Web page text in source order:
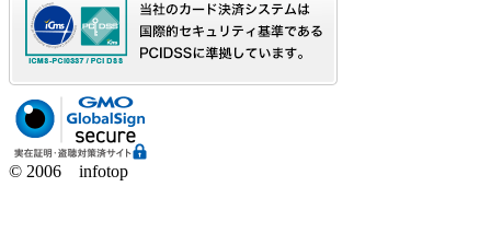
© 2006 infotop